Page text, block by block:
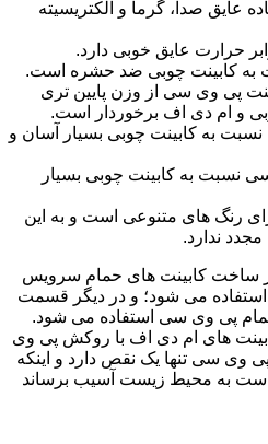
عایق صدا، گرما و الکتریسیته
حرارت عایق خوبی دارد.
به کابینت چوبی ضد حشره است.
پی وی سی از وزن پایین تری
و ام دی اف برخوردار است.
به کابینت چوبی بسیار آسان و
نسبت به کابینت چوبی بسیار
رنگ های متنوعی است و به این
ندارد.
در ساخت کابینت های حمام سرویس
می شود؛ و در دیگر قسمت
تمام پی وی سی استفاده می شود.
های ام دی اف با روکش پی وی
وی سی تنها یک نقص دارد و اینکه
است به محیط زیست آسیب برساند